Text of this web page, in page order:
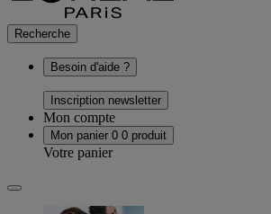
Recherche
Besoin d'aide ?
Inscription newsletter
Mon compte
Mon panier 0 0 produit
Votre panier